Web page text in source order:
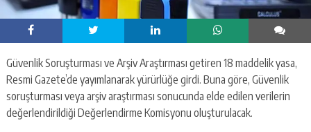
Güvenlik Soruşturması ve Arşiv Araştırması getiren 18 maddelik yasa,
Resmi Gazete’de yayımlanarak yürürlüğe girdi. Buna göre, Güvenlik
soruşturması veya arşiv araştırması sonucunda elde edilen verilerin
değerlendirildiği Değerlendirme Komisyonu oluşturulacak.